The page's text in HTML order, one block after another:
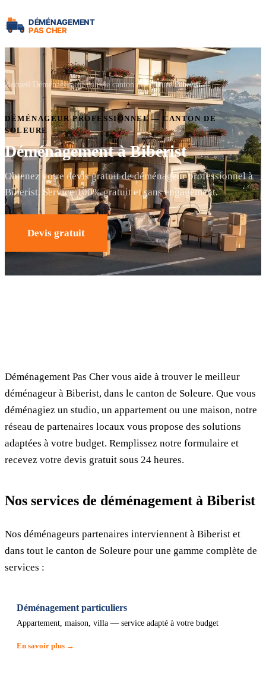
Accueil Déménagement dans le canton de Soleure Biberist
DÉMÉNAGEUR PROFESSIONNEL — CANTON DE
SOLEURE
Déménagement à Biberist
Obtenez votre devis gratuit de déménageur professionnel à
Biberist. Service 100% gratuit et sans engagement.
Devis gratuit
Déménagement Pas Cher vous aide à trouver le meilleur
déménageur à Biberist, dans le canton de Soleure. Que vous
déménagiez un studio, un appartement ou une maison, notre
réseau de partenaires locaux vous propose des solutions
adaptées à votre budget. Remplissez notre formulaire et
recevez votre devis gratuit sous 24 heures.
Nos services de déménagement à Biberist
Nos déménageurs partenaires interviennent à Biberist et
dans tout le canton de Soleure pour une gamme complète de
services :
Déménagement particuliers
Appartement, maison, villa — service adapté à votre budget
En savoir plus →